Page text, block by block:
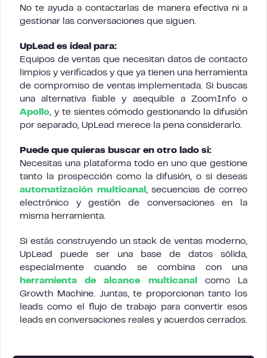
No te ayuda a contactarlas de manera efectiva ni a
gestionar las conversaciones que siguen.
UpLead es ideal para:
Equipos de ventas que necesitan datos de contacto
limpios y verificados y que ya tienen una herramienta
de compromiso de ventas implementada. Si buscas
una alternativa fiable y asequible a ZoomInfo o
Apollo, y te sientes cómodo gestionando la difusión
por separado, UpLead merece la pena considerarlo.
Puede que quieras buscar en otro lado si:
Necesitas una plataforma todo en uno que gestione
tanto la prospección como la difusión, o si deseas
automatización multicanal , secuencias de correo
electrónico y gestión de conversaciones en la
misma herramienta.
Si estás construyendo un stack de ventas moderno,
UpLead puede ser una base de datos sólida,
especialmente cuando se combina con una
herramienta de alcance multicanal
como La
Growth Machine. Juntas, te proporcionan tanto los
leads como el flujo de trabajo para convertir esos
leads en conversaciones reales y acuerdos cerrados.